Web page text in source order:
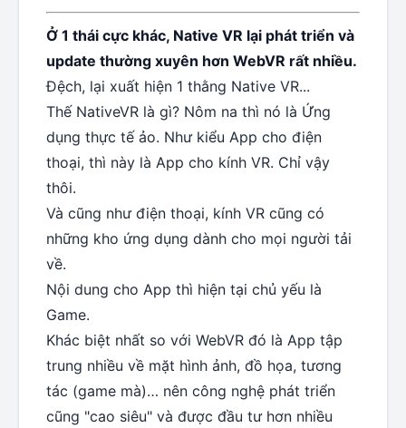
Ở 1 thái cực khác, Native VR lại phát triển và
update thường xuyên hơn WebVR rất nhiều.
Đệch, lại xuất hiện 1 thằng Native VR...
Thế NativeVR là gì? Nôm na thì nó là Ứng
dụng thực tế ảo. Như kiểu App cho điện
thoại, thì này là App cho kính VR. Chỉ vậy
thôi.
Và cũng như điện thoại, kính VR cũng có
những kho ứng dụng dành cho mọi người tải
về.
Nội dung cho App thì hiện tại chủ yếu là
Game.
Khác biệt nhất so với WebVR đó là App tập
trung nhiều về mặt hình ảnh, đồ họa, tương
tác (game mà)… nên công nghệ phát triển
cũng "cao siêu" và được đầu tư hơn nhiều